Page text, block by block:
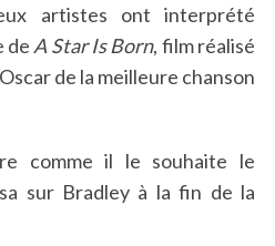
artistes ont interprété
de A Star Is Born, film réalisé
de la meilleure chanson
comme il le souhaite le
sur Bradley à la fin de la